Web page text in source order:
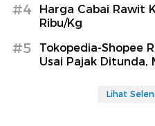
#4
Harga Cabai Rawit
Ribu/Kg
#5
Tokopedia-Shopee
Usai Pajak Ditunda,
Lihat